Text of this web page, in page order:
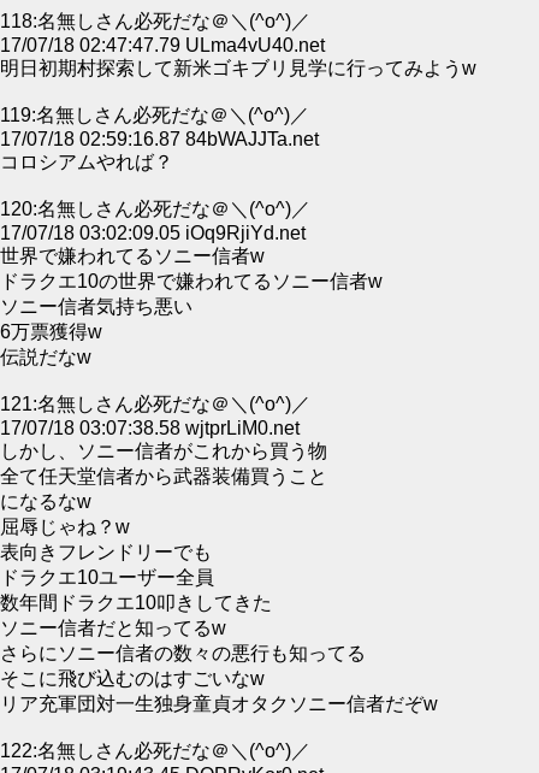
118:名無しさん必死だな＠＼(^o^)／
17/07/18 02:47:47.79 ULma4vU40.net
明日初期村探索して新米ゴキブリ見学に行ってみようw
119:名無しさん必死だな＠＼(^o^)／
17/07/18 02:59:16.87 84bWAJJTa.net
コロシアムやれば？
120:名無しさん必死だな＠＼(^o^)／
17/07/18 03:02:09.05 iOq9RjiYd.net
世界で嫌われてるソニー信者w
ドラクエ10の世界で嫌われてるソニー信者w
ソニー信者気持ち悪い
6万票獲得w
伝説だなw
121:名無しさん必死だな＠＼(^o^)／
17/07/18 03:07:38.58 wjtprLiM0.net
しかし、ソニー信者がこれから買う物
全て任天堂信者から武器装備買うこと
になるなw
屈辱じゃね？w
表向きフレンドリーでも
ドラクエ10ユーザー全員
数年間ドラクエ10叩きしてきた
ソニー信者だと知ってるw
さらにソニー信者の数々の悪行も知ってる
そこに飛び込むのはすごいなw
リア充軍団対一生独身童貞オタクソニー信者だぞw
122:名無しさん必死だな＠＼(^o^)／